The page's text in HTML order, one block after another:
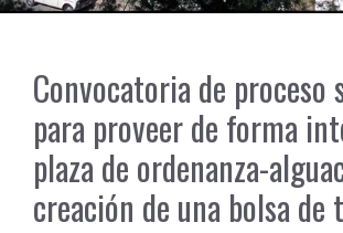
Convocatoria de proceso
para proveer de forma
plaza de ordenanza-
creación de una bolsa de